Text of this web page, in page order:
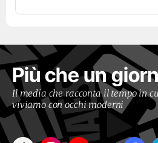
Più che un
Il media che racconta il tempo in
viviamo con occhi moderni